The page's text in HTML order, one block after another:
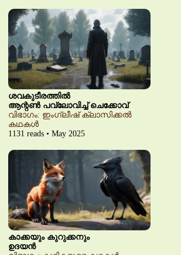
ശവകുടീരത്തിൽ
ആന്റൺ പവ്‌ലോവിച്ച് ചെക്കോവ്
വിഭാഗം: ഇംഗ്ലീഷ് ക്ലാസിക്കൽ
കഥകൾ
1131 reads • May 2025
കാക്കയും കുറുക്കനും
ഉദയൻ